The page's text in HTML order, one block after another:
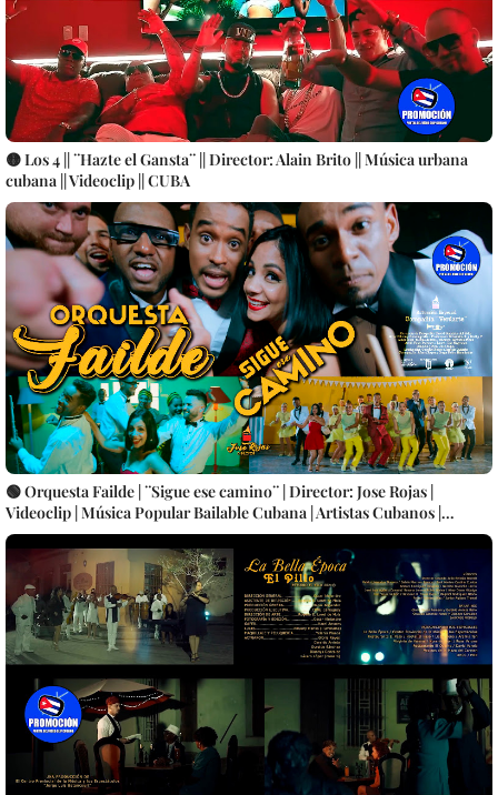
🟡 Los 4 || ¨Hazte el Gansta¨ || Director: Alain Brito || Música urbana
cubana || Videoclip || CUBA
🟢 Orquesta Failde | ¨Sigue ese camino¨ | Director: Jose Rojas |
Videoclip | Música Popular Bailable Cubana | Artistas Cubanos |
Canción | CUBA